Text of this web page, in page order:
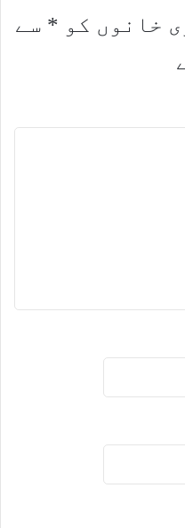
خانوں کو * سے